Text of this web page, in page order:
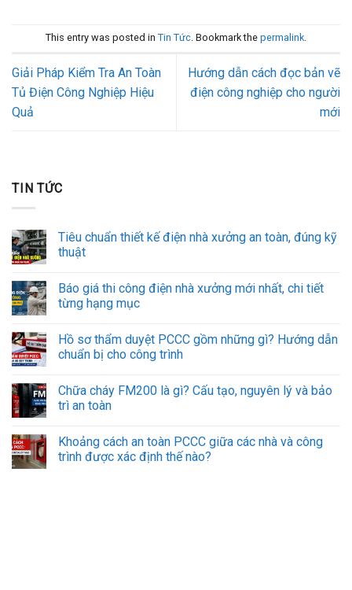
This entry was posted in Tin Tức. Bookmark the permalink.
Giải Pháp Kiểm Tra An Toàn
Tủ Điện Công Nghiệp Hiệu
Quả
Hướng dẫn cách đọc bản vẽ
điện công nghiệp cho người
mới
TIN TỨC
Tiêu chuẩn thiết kế điện nhà xưởng an toàn, đúng kỹ
thuật
Báo giá thi công điện nhà xưởng mới nhất, chi tiết
từng hạng mục
Hồ sơ thẩm duyệt PCCC gồm những gì? Hướng dẫn
chuẩn bị cho công trình
Chữa cháy FM200 là gì? Cấu tạo, nguyên lý và bảo
trì an toàn
Khoảng cách an toàn PCCC giữa các nhà và công
trình được xác định thế nào?